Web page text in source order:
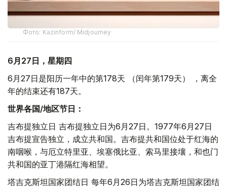
Фото: Kazinform/ Midjourney
6月27日，星期四
6月27日是阳历一年中的第178天 （闰年第179天） ，离全
年的结束还有187天。
世界各国/地区节日：
吉布提独立日 吉布提独立日为6月27日。1977年6月27日
吉布提宣告独立，成立共和国。吉布提共和国位处于红海的
南咽喉，与厄立特里亚、埃塞俄比亚、索马里接壤，和也门
共和国的亚丁港隔红海相望。
塔吉克斯坦国家团结日 每年6月26日为塔吉克斯坦国家团结